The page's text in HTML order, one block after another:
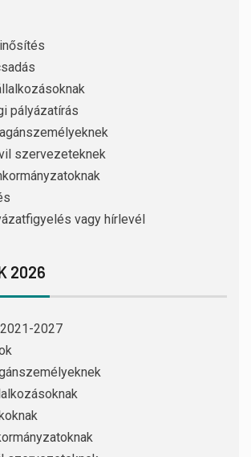
pályázatírás
szervezeteknek
vagy hírlevél
2026
2027